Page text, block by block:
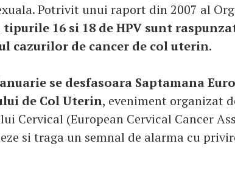
Potrivit unui raport din 2007 al
tipurile 16 si 18 de HPV sunt
cazurilor de cancer de col uterin.
se desfasoara Saptamana
de Col Uterin, eveniment organizat
Cervical (European Cervical Cancer
si traga un semnal de alarma cu